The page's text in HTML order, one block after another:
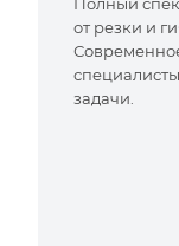
Полный
от резки и
задачи.